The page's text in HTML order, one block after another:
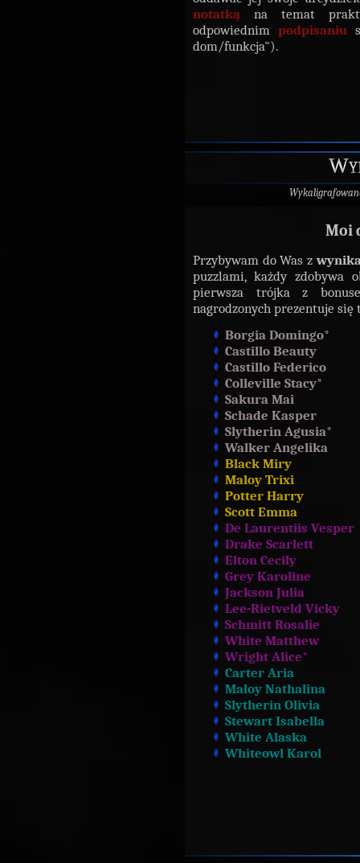
notatką na temat
odpowiednim podpisaniu
dom/funkcja").
Moi
Przybywam do Was z
puzzlami, każdy zdobywa
pierwsza trójka z
nagrodzonych prezentuje się
Borgia Domingo*
Castillo Beauty
Castillo Federico
Colleville Stacy*
Sakura Mai
Schade Kasper
Slytherin Agusia*
Walker Angelika
Black Miry
Maloy Trixi
Potter Harry
Scott Emma
De Laurentiis Vesper
Drake Scarlett
Elton Cecily
Grey Karoline
Jackson Julia
Lee-Rietveld Vicky
Schmitt Rosalie
White Matthew
Wright Alice*
Carter Aria
Maloy Nathalina
Slytherin Olivia
Stewart Isabella
White Alaska
Whiteowl Karol